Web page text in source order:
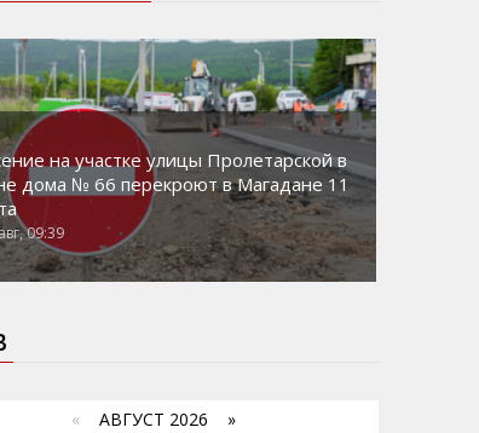
на участке улицы Пролетарской в
дома № 66 перекроют в Магадане 11
09:39
« АВГУСТ 2026 »